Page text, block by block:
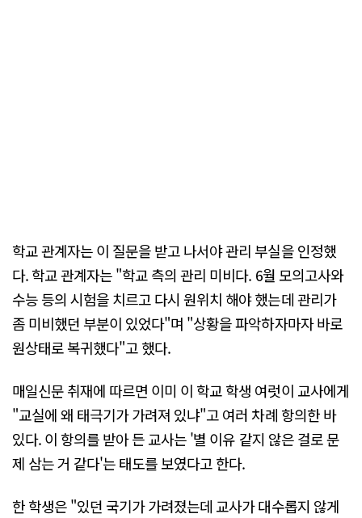
학교 관계자는 이 질문을 받고 나서야 관리 부실을 인정했
다. 학교 관계자는 "학교 측의 관리 미비다. 6월 모의고사와
수능 등의 시험을 치르고 다시 원위치 해야 했는데 관리가
좀 미비했던 부분이 있었다"며 "상황을 파악하자마자 바로
원상태로 복귀했다"고 했다.
매일신문 취재에 따르면 이미 이 학교 학생 여럿이 교사에게
"교실에 왜 태극기가 가려져 있냐"고 여러 차례 항의한 바
있다. 이 항의를 받아 든 교사는 '별 이유 같지 않은 걸로 문
제 삼는 거 같다'는 태도를 보였다고 한다.
한 학생은 "있던 국기가 가려졌는데 교사가 대수롭지 않게